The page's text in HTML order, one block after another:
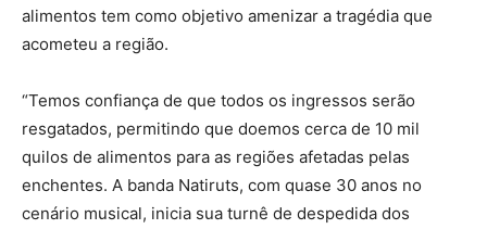
alimentos tem como objetivo amenizar a tragédia que
acometeu a região.
“Temos confiança de que todos os ingressos serão
resgatados, permitindo que doemos cerca de 10 mil
quilos de alimentos para as regiões afetadas pelas
enchentes. A banda Natiruts, com quase 30 anos no
cenário musical, inicia sua turnê de despedida dos